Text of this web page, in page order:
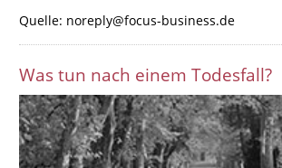
Quelle: noreply@focus-business.de
Was tun nach einem Todesfall?